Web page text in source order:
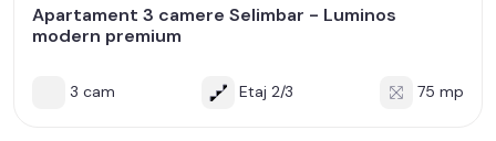
Apartament 3 camere Selimbar - Luminos
modern premium
3 cam Etaj 2/3 75 mp